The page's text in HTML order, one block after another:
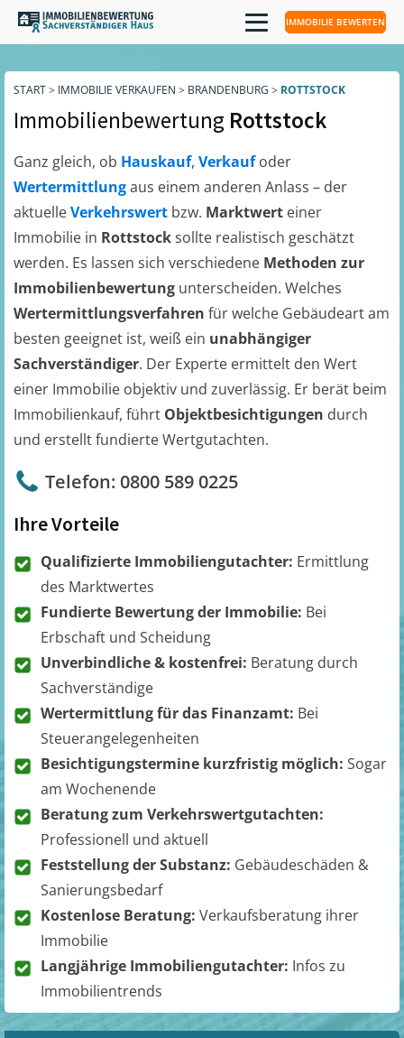
IMMOBILIE BEWERTEN
START> IMMOBILIE VERKAUFEN > BRANDENBURG > ROTTSTOCK
Immobilienbewertung Rottstock
Ganz gleich, ob Hauskauf, Verkaufoder
Wertermittlungaus einem anderen Anlass – der
aktuelleVerkehrswert bzw. Marktwert einer
Immobilie in Rottstocksollte realistisch geschätzt
werden. Es lassen sich verschiedene Methoden zur
Immobilienbewertung unterscheiden. Welches
Wertermittlungsverfahren für welche Gebäudeart am
besten geeignet ist, weiß ein unabhängiger
Sachverständiger. Der Experte ermittelt den Wert
einer Immobilie objektiv und zuverlässig. Er berät beim
Immobilienkauf, führt Objektbesichtigungen durch
und erstellt fundierte Wertgutachten.
Telefon: 0800 589 0225
Ihre Vorteile
Qualifizierte Immobiliengutachter: Ermittlung
des Marktwertes
Fundierte Bewertung der Immobilie: Bei
Erbschaft und Scheidung
Unverbindliche & kostenfrei: Beratung durch
Sachverständige
Wertermittlung für das Finanzamt: Bei
Steuerangelegenheiten
Besichtigungstermine kurzfristig möglich: Sogar
am Wochenende
Beratung zum Verkehrswertgutachten:
Professionell und aktuell
Feststellung der Substanz: Gebäudeschäden &
Sanierungsbedarf
Kostenlose Beratung: Verkaufsberatung ihrer
Immobilie
Langjährige Immobiliengutachter: Infos zu
Immobilientrends